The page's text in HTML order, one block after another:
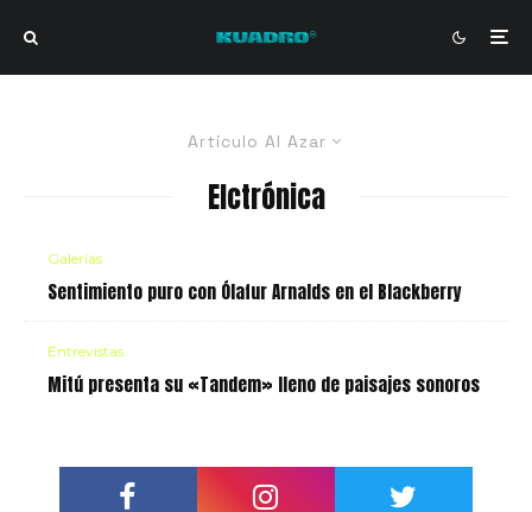
Artículo Al Azar
Elctrónica
Galerías
Sentimiento puro con Ólafur Arnalds en el Blackberry
Entrevistas
Mitú presenta su «Tandem» lleno de paisajes sonoros